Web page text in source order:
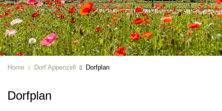
Home Dorf Appenzell Dorfplan
Dorfplan